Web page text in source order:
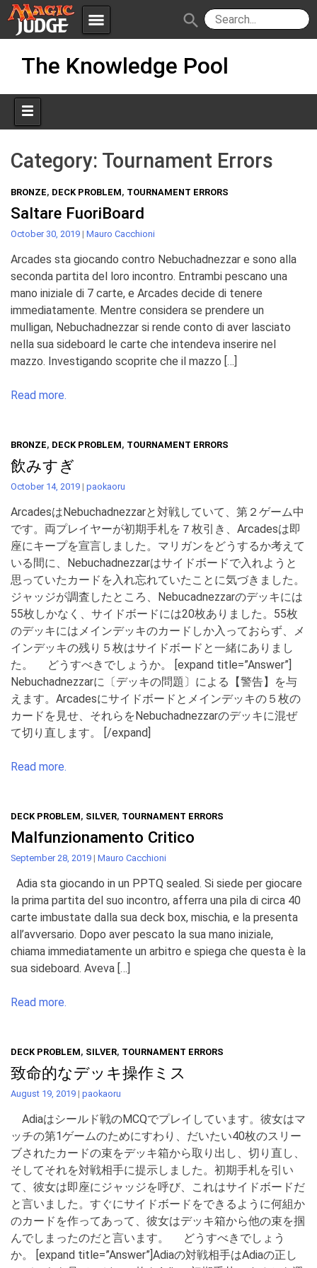
menu
Apps JudgeApps
Forum
Judges
Policies IPG
JAR
search
The Knowledge Pool
Category: Tournament Errors
BRONZE, DECK PROBLEM, TOURNAMENT ERRORS
Saltare FuoriBoard
October 30, 2019 | Mauro Cacchioni
Arcades sta giocando contro Nebuchadnezzar e sono alla
seconda partita del loro incontro. Entrambi pescano una
mano iniziale di 7 carte, e Arcades decide di tenere
immediatamente. Mentre considera se prendere un
mulligan, Nebuchadnezzar si rende conto di aver lasciato
nella sua sideboard le carte che intendeva inserire nel
mazzo. Investigando scoprite che il mazzo […]
Read more.
BRONZE, DECK PROBLEM, TOURNAMENT ERRORS
飲みすぎ
October 14, 2019 | paokaoru
ArcadesはNebuchadnezzarと対戦していて、第２ゲーム中
です。両プレイヤーが初期手札を７枚引き、Arcadesは即
座にキープを宣言しました。マリガンをどうするか考えて
いる間に、Nebuchadnezzarはサイドボードで入れようと
思っていたカードを入れ忘れていたことに気づきました。
ジャッジが調査したところ、Nebucadnezzarのデッキには
55枚しかなく、サイドボードには20枚ありました。55枚
のデッキにはメインデッキのカードしか入っておらず、メ
インデッキの残り５枚はサイドボードと一緒にありまし
た。 どうすべきでしょうか。 [expand title=”Answer”]
Nebuchadnezzarに〔デッキの問題〕による【警告】を与
えます。Arcadesにサイドボードとメインデッキの５枚の
カードを見せ、それらをNebuchadnezzarのデッキに混ぜ
て切り直します。 [/expand]
Read more.
DECK PROBLEM, SILVER, TOURNAMENT ERRORS
Malfunzionamento Critico
September 28, 2019 | Mauro Cacchioni
Adia sta giocando in un PPTQ sealed. Si siede per giocare
la prima partita del suo incontro, afferra una pila di circa 40
carte imbustate dalla sua deck box, mischia, e la presenta
all’avversario. Dopo aver pescato la sua mano iniziale,
chiama immediatamente un arbitro e spiega che questa è la
sua sideboard. Aveva […]
Read more.
DECK PROBLEM, SILVER, TOURNAMENT ERRORS
致命的なデッキ操作ミス
August 19, 2019 | paokaoru
Adiaはシールド戦のMCQでプレイしています。彼女はマ
ッチの第1ゲームのためにすわり、だいたい40枚のスリー
ブされたカードの束をデッキ箱から取り出し、切り直し、
そしてそれを対戦相手に提示しました。初期手札を引い
て、彼女は即座にジャッジを呼び、これはサイドボードだ
と言いました。すぐにサイドボードをできるように何組か
のカードを作ってあって、彼女はデッキ箱から他の束を掴
んでしまったのだと言います。 どうすべきでしょう
か。 [expand title=”Answer”]Adiaの対戦相手はAdiaの正し